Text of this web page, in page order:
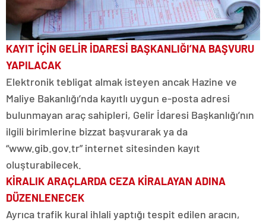
KAYIT İÇİN GELİR İDARESİ BAŞKANLIĞI’NA BAŞVURU
YAPILACAK
Elektronik tebligat almak isteyen ancak Hazine ve
Maliye Bakanlığı’nda kayıtlı uygun e-posta adresi
bulunmayan araç sahipleri, Gelir İdaresi Başkanlığı’nın
ilgili birimlerine bizzat başvurarak ya da
“www.gib.gov.tr” internet sitesinden kayıt
oluşturabilecek.
KİRALIK ARAÇLARDA CEZA KİRALAYAN ADINA
DÜZENLENECEK
Ayrıca trafik kural ihlali yaptığı tespit edilen aracın,